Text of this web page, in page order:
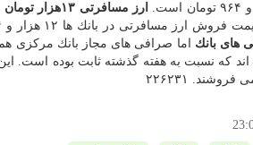
ارز مسافرتی ۱۳هزار تومان
های بانك